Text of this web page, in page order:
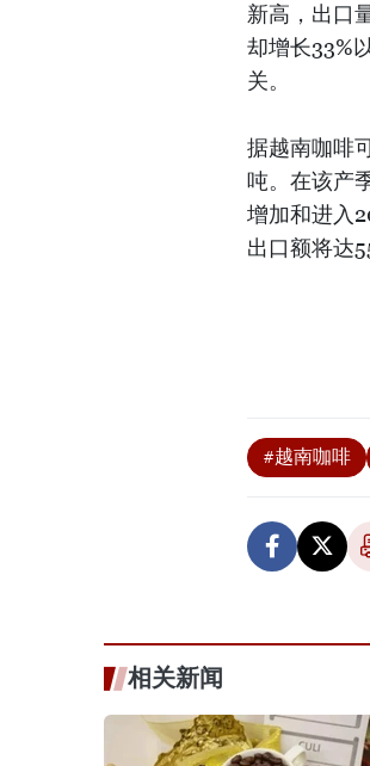
新高，出口
却增长33%
关。
据越南咖啡
吨。在该产
增加和进入
出口额将达
#越南咖啡
相关新闻